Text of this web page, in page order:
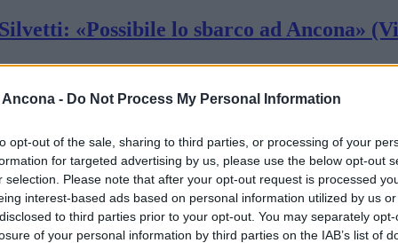
- Do Not Process My Personal Information
opt-out of the sale, sharing to third parties, or processing of your
for targeted advertising by us, please use the below opt-out
selection. Please note that after your opt-out request is processed
interest-based ads based on personal information utilized by us
to third parties prior to your opt-out. You may separately
of your personal information by third parties on the IAB’s list of
«Possibile lo sbarco ad Ancona»
controlli sanitari al PalaBrasili
con 199 migranti (Foto/Video)
Humanity 1 e controlli sanitari al